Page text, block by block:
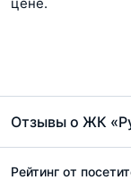
Отзывы о ЖК
Рейтинг от